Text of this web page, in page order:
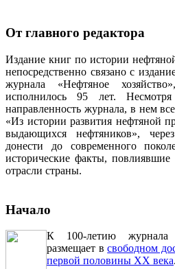
От главного редактора
Издание книг по истории
непосредственно связано с
журнала «Нефтяное
исполнилось 95 лет.
направленность журнала, в нем
«Из истории развития нефтяной
выдающихся нефтяников»,
донести до современного
исторические факты, повлиявшие
отрасли страны.
Начало
К 100-летию журнала
размещает всвободном
первой половины ХХ века.